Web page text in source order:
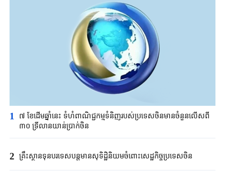
1
៧ ខែដើមឆ្នាំនេះ ទំហំពាណិជ្ជកម្មទំនិញរបស់ប្រទេសចិនមានចំនួនលើសពី
៣០ ទ្រីលានយាន់ប្រាក់ចិន
2 គ្រឹះស្ថាន​ទុនបរទេស​បន្តមាន​សុទិដ្ឋិនិយម​ចំពោះសេដ្ឋកិច្ច​ប្រទេសចិន​​